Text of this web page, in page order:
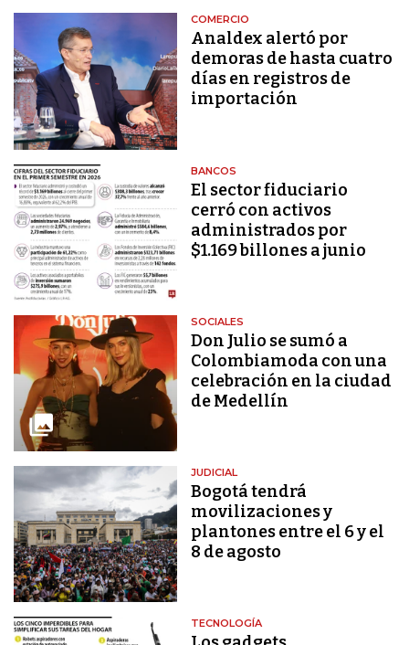
COMERCIO
Analdex alertó por
demoras de hasta cuatro
días en registros de
importación
BANCOS
El sector fiduciario
cerró con activos
administrados por
$1.169 billones a junio
SOCIALES
Don Julio se sumó a
Colombiamoda con una
celebración en la ciudad
de Medellín
JUDICIAL
Bogotá tendrá
movilizaciones y
plantones entre el 6 y el
8 de agosto
TECNOLOGÍA